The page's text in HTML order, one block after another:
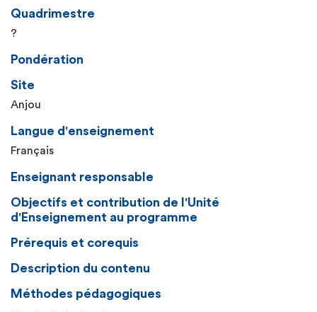
Quadrimestre
?
Pondération
Site
Anjou
Langue d'enseignement
Français
Enseignant responsable
Objectifs et contribution de l'Unité
d'Enseignement au programme
Prérequis et corequis
Description du contenu
Méthodes pédagogiques